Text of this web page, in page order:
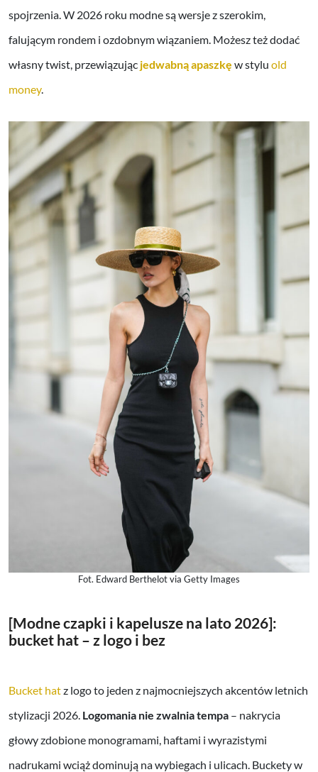
spojrzenia. W 2026 roku modne są wersje z szerokim,
falującym rondem i ozdobnym wiązaniem. Możesz też dodać
własny twist, przewiązując jedwabną apaszkę w stylu old
money.
Fot. Edward Berthelot via Getty Images
[Modne czapki i kapelusze na lato 2026]:
bucket hat – z logo i bez
Bucket hatz logo to jeden z najmocniejszych akcentów letnich
stylizacji 2026. Logomania nie zwalnia tempa – nakrycia
głowy zdobione monogramami, haftami i wyrazistymi
nadrukami wciąż dominują na wybiegach i ulicach. Buckety w